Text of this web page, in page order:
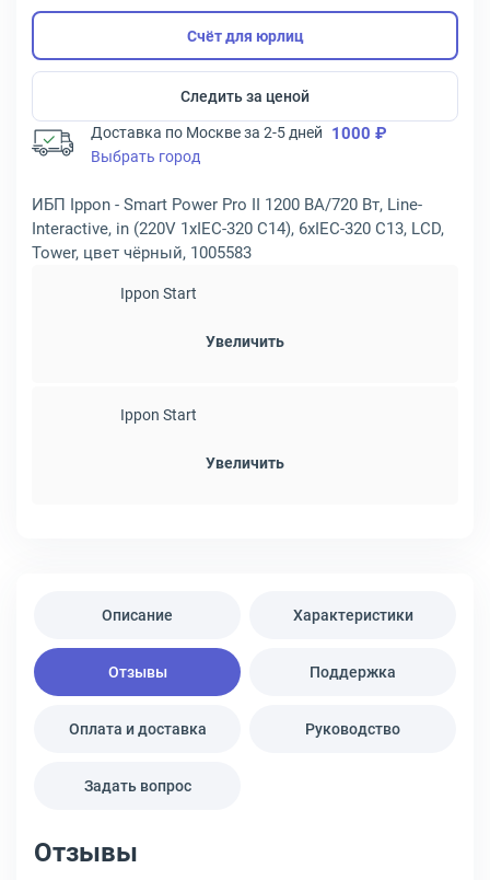
Счёт для юрлиц
Следить за ценой
Доставка по Москве за 2-5 дней 1000 ₽
Выбрать город
ИБП Ippon - Smart Power Pro II 1200 ВА/720 Вт, Line-
Interactive, in (220V 1xIEC-320 C14), 6xIEC-320 C13, LCD,
Tower, цвет чёрный, 1005583
Ippon Start
Увеличить
Ippon Start
Увеличить
Описание Характеристики
Отзывы Поддержка
Оплата и доставка Руководство
Задать вопрос
Отзывы